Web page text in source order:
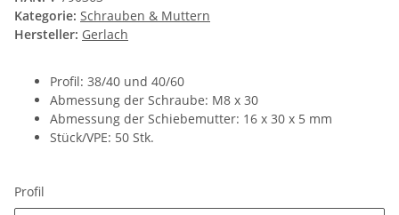
Kategorie: Schrauben & Muttern
Hersteller: Gerlach
Profil: 38/40 und 40/60
Abmessung der Schraube: M8 x 30
Abmessung der Schiebemutter: 16 x 30 x 5 mm
Stück/VPE: 50 Stk.
Profil